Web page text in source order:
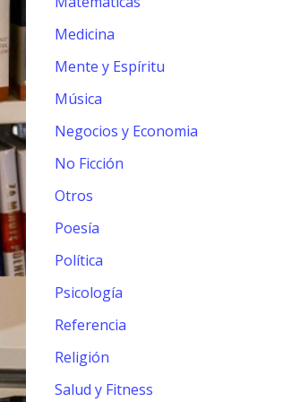
Medicina
Mente y Espíritu
Música
Negocios y Economia
No Ficción
Otros
Poesía
Política
Psicología
Referencia
Religión
Salud y Fitness